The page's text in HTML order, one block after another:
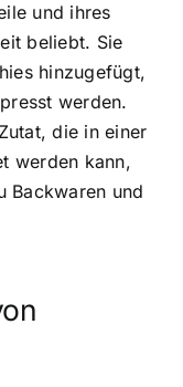
und ihres
beliebt. Sie
hinzugefügt,
werden.
die in einer
werden kann,
Backwaren und